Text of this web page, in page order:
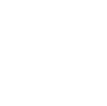
পথে পথে